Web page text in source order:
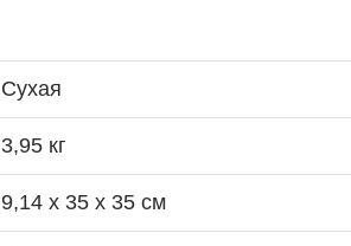
Сухая
3,95 кг
9,14 х 35 x 35 cм